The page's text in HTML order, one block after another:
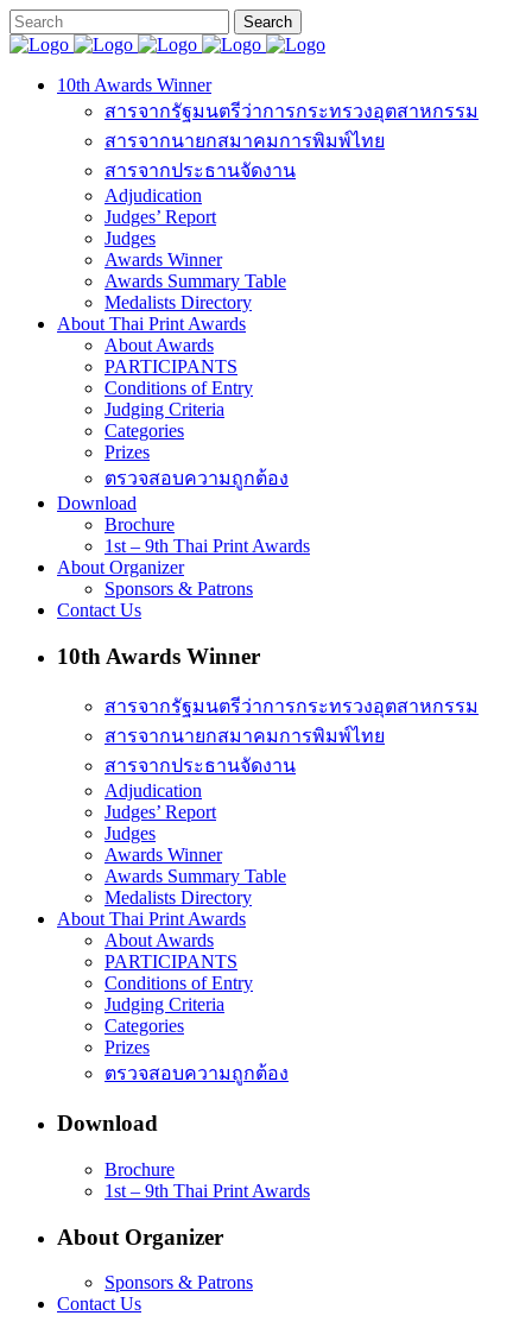
10th Awards Winner
สารจากรัฐมนตรีว่าการกระทรวงอุตสาหกรรม
สารจากนายกสมาคมการพิมพ์ไทย
สารจากประธานจัดงาน
Adjudication
Judges’ Report
Judges
Awards Winner
Awards Summary Table
Medalists Directory
About Thai Print Awards
About Awards
PARTICIPANTS
Conditions of Entry
Judging Criteria
Categories
Prizes
ตรวจสอบความถูกต้อง
Download
Brochure
1st – 9th Thai Print Awards
About Organizer
Sponsors & Patrons
Contact Us
10th Awards Winner
สารจากรัฐมนตรีว่าการกระทรวงอุตสาหกรรม
สารจากนายกสมาคมการพิมพ์ไทย
สารจากประธานจัดงาน
Adjudication
Judges’ Report
Judges
Awards Winner
Awards Summary Table
Medalists Directory
About Thai Print Awards
About Awards
PARTICIPANTS
Conditions of Entry
Judging Criteria
Categories
Prizes
ตรวจสอบความถูกต้อง
Download
Brochure
1st – 9th Thai Print Awards
About Organizer
Sponsors & Patrons
Contact Us